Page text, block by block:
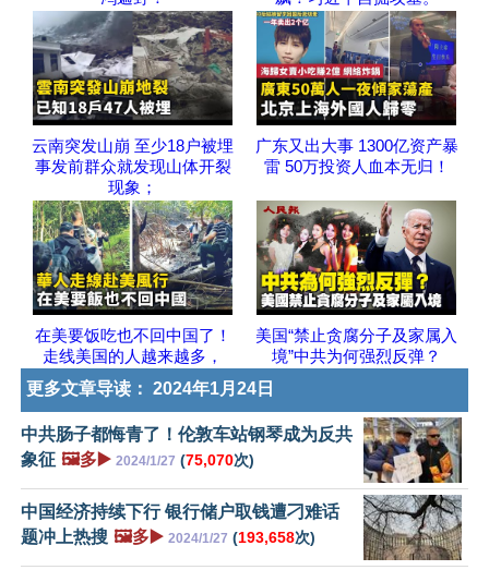
云南突发山崩 至少18户被埋
事发前群众就发现山体开裂
现象；
广东又出大事 1300亿资产暴
雷 50万投资人血本无归！
在美要饭吃也不回中国了！
走线美国的人越来越多，
美国“禁止贪腐分子及家属入
境”中共为何强烈反弹？
更多文章导读： 2024年1月24日
中共肠子都悔青了！伦敦车站钢琴成为反共
象征 🖼️多▶️ 2024/1/27 (75,070次)
中国经济持续下行 银行储户取钱遭刁难话
题冲上热搜 🖼️多▶️ 2024/1/27 (193,658次)